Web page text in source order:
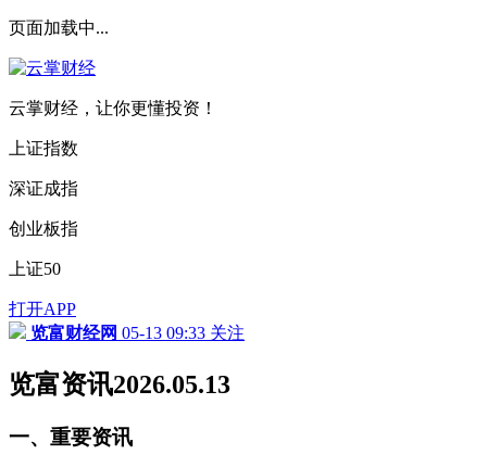
页面加载中...
云掌财经，让你更懂投资！
上证指数
深证成指
创业板指
上证50
打开APP
览富财经网 05-13 09:33 关注
览富资讯2026.05.13
一、重要资讯